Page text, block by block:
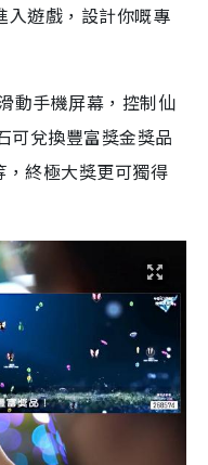
入遊戲，設計你嘅專
動手機屏幕，控制仙
可兌換豐富獎金獎品
終極大獎更可獨得